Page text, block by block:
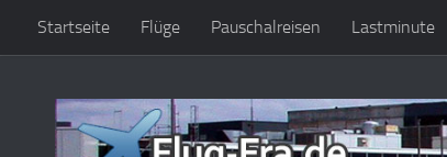
Zum Inhalt springen
Startseite Flüge Pauschalreisen Lastminute